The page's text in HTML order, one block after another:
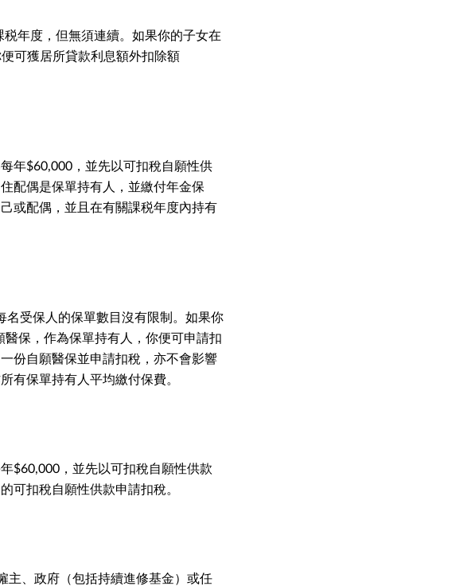
年度，但無須連續。如果你的子女在
可獲居所貸款利息額外扣除額
年$60,000，並先以可扣稅自願性供
配偶是保單持有人，並繳付年金保
或配偶，並且在有關課税年度內持有
名受保人的保單數目沒有限制。如果你
保，作為保單持有人，你便可申請扣
份自願醫保並申請扣稅，亦不會影響
有保單持有人平均繳付保費。
$60,000，並先以可扣稅自願性供款
可扣稅自願性供款申請扣稅。
主、政府（包括持續進修基金）或任